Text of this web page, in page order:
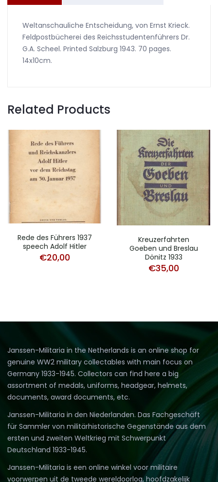
Weltanschauliche Entscheidung, von Ernst Krieck.
Feldpostbücherei des Reichsstudentenführers Dr.
G.A. Scheel. Printed Salzburg 1943. 70 pages.
14x10cm.
Related Products
Rede des Führers 1937
speech Adolf Hitler
€20,00
Kreuzerfahrten
Goeben und Breslau
Dönitz 1933
€35,00
Janssen-Militaria in the Netherlands is an online shop for
genuine WW2 military collectables with main focus on
Germany 1933-1945. Collectors can find here a big
assortment of medals, uniforms, headgear, helmets,
documents, award documents, etc.
Janssen-Militaria in den Niederlanden. Das Fachgeschäft
für Sammler von militärhistorische Gegenstände aus dem
ersten und zweiten Weltkrieg mit Schwerpunkt
Deutschland 1933-1945.
Janssen-Militaria is een online winkel voor militaire
voorwerpen uit de tweede wereldoorlog, hoofdzakelijk